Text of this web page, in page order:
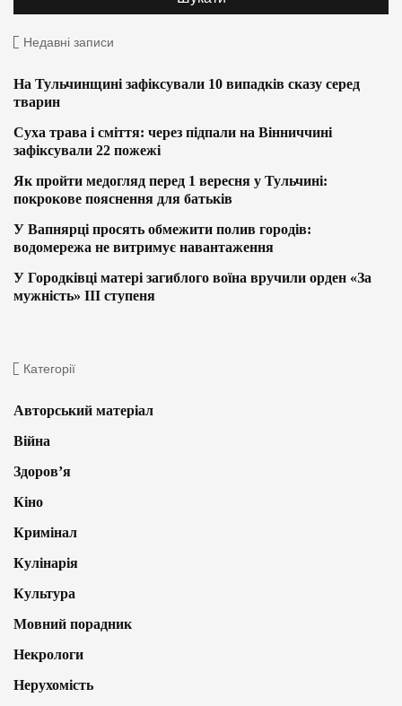
Недавні записи
На Тульчинщині зафіксували 10 випадків сказу серед
тварин
Суха трава і сміття: через підпали на Вінниччині
зафіксували 22 пожежі
Як пройти медогляд перед 1 вересня у Тульчині:
покрокове пояснення для батьків
У Вапнярці просять обмежити полив городів:
водомережа не витримує навантаження
У Городківці матері загиблого воїна вручили орден «За
мужність» ІІІ ступеня
Категорії
Авторський матеріал
Війна
Здоров’я
Кіно
Кримінал
Кулінарія
Культура
Мовний порадник
Некрологи
Нерухомість